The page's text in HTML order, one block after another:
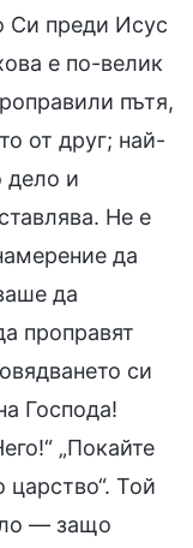
Си преди Исус
е по-велик
пътя,
от друг; най-
дело и
Не е
да
да
проправят
си
Господа!
„Покайте
Той
— защо